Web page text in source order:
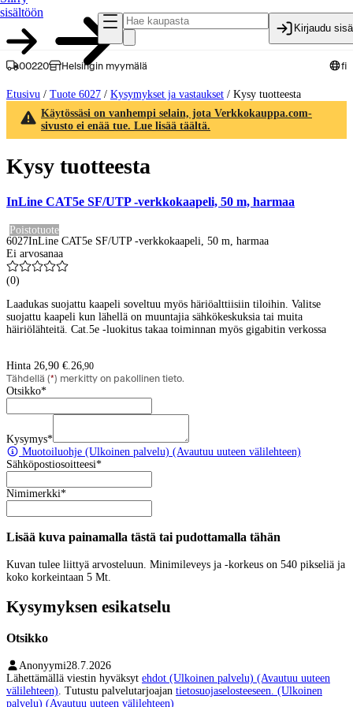
sisältöön
Kirjaudu
00220 Helsingin myymälä fi
Etusivu / Tuote 6027 / Kysymykset ja vastaukset / Kysy tuotteesta
Käytössäsi on vanhempi selain, jota Verkkokauppa.com-
sivusto ei enää tue. Lue lisää täältä.
Kysy tuotteesta
InLine CAT5e SF/UTP -verkkokaapeli, 50 m, harmaa
Poistotuote
6027InLine CAT5e SF/UTP -verkkokaapeli, 50 m, harmaa
Ei arvosanaa
(0)
Laadukas suojattu kaapeli soveltuu myös häriöalttiisiin tiloihin. Valitse
suojattu kaapeli kun lähellä on muuntajia sähkökeskuksia tai muita
häiriölähteitä. Cat.5e -luokitus takaa toiminnan myös gigabitin verkossa
Hinta 26,90 €. 26,90
Tähdellä (*) merkitty on pakollinen tieto.
Otsikko*
Kysymys*
Muotoiluohje (Ulkoinen palvelu) (Avautuu uuteen välilehteen)
Sähköpostiosoitteesi*
Nimimerkki*
Lisää kuva painamalla tästä tai pudottamalla tähän
Kuvan tulee liittyä arvosteluun. Minimileveys ja -korkeus on 540 pikseliä ja
koko korkeintaan 5 Mt.
Kysymyksen esikatselu
Otsikko
Anonyymi28.7.2026
Lähettämällä viestin hyväksyt ehdot (Ulkoinen palvelu) (Avautuu uuteen
välilehteen) . Tutustu palvelutarjoajan tietosuojaselosteeseen. (Ulkoinen
palvelu) (Avautuu uuteen välilehteen)